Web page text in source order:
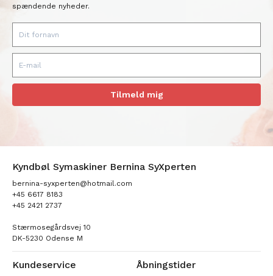
spændende nyheder.
Tilmeld mig
Kyndbøl Symaskiner Bernina SyXperten
bernina-syxperten@hotmail.com
+45 6617 8183
+45 2421 2737
Stærmosegårdsvej 10
DK-5230 Odense M
Kundeservice Åbningstider